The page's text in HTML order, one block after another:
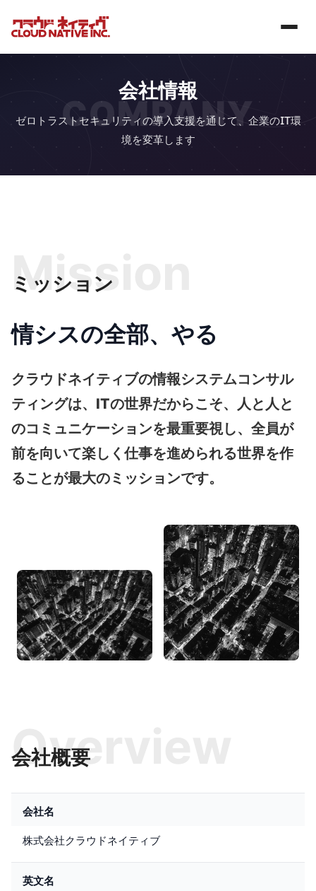
COMPANY
会社情報
ゼロトラストセキュリティの導入支援を通じて、企業のIT環
境を変革します
ミッション
Mission
情シスの全部、やる
クラウドネイティブの情報システムコンサル
ティングは、ITの世界だからこそ、人と人と
のコミュニケーションを最重要視し、全員が
前を向いて楽しく仕事を進められる世界を作
ることが最大のミッションです。
会社概要
Overview
会社名
株式会社クラウドネイティブ
英文名